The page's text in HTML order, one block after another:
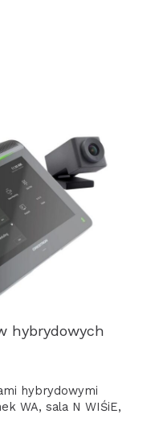
hybrydowych
hybrydowymi
WA, sala N WIŚiE,